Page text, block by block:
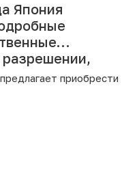
Япония
приобрести